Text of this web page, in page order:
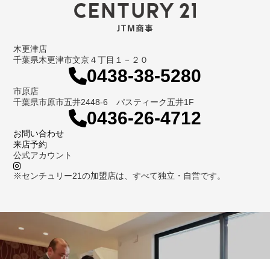
木更津店
千葉県木更津市文京４丁目１－２０
0438-38-5280
市原店
千葉県市原市五井2448-6 パスティーク五井1F
0436-26-4712
お問い合わせ
来店予約
公式アカウント
※センチュリー21の加盟店は、すべて独立・自営です。